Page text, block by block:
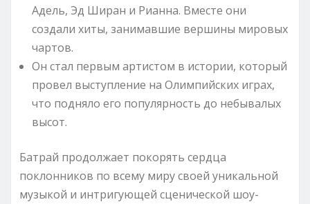
Адель, Эд Ширан и Рианна. Вместе они
создали хиты, занимавшие вершины мировых
чартов.
Он стал первым артистом в истории, который
провел выступление на Олимпийских играх,
что подняло его популярность до небывалых
высот.
Батрай продолжает покорять сердца
поклонников по всему миру своей уникальной
музыкой и интригующей сценической шоу-